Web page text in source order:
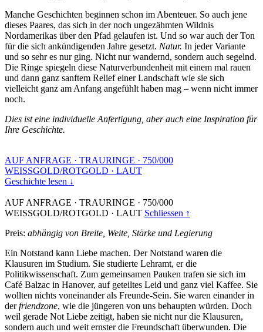
Manche Geschichten beginnen schon im Abenteuer. So auch jene
dieses Paares, das sich in der noch ungezähmten Wildnis
Nordamerikas über den Pfad gelaufen ist. Und so war auch der Ton
für die sich ankündigenden Jahre gesetzt. Natur. In jeder Variante
und so sehr es nur ging. Nicht nur wandernd, sondern auch segelnd.
Die Ringe spiegeln diese Naturverbundenheit mit einem mal rauen
und dann ganz sanftem Relief einer Landschaft wie sie sich
vielleicht ganz am Anfang angefühlt haben mag – wenn nicht immer
noch.
Dies ist eine individuelle Anfertigung, aber auch eine Inspiration für
Ihre Geschichte.
AUF ANFRAGE · TRAURINGE · 750/000
WEISSGOLD/ROTGOLD · LAUT
Geschichte lesen ↓
AUF ANFRAGE · TRAURINGE · 750/000
WEISSGOLD/ROTGOLD · LAUT Schliessen ↑
Preis: abhängig von Breite, Weite, Stärke und Legierung
Ein Notstand kann Liebe machen. Der Notstand waren die
Klausuren im Studium. Sie studierte Lehramt, er die
Politikwissenschaft. Zum gemeinsamen Pauken trafen sie sich im
Café Balzac in Hanover, auf geteiltes Leid und ganz viel Kaffee. Sie
wollten nichts voneinander als Freunde-Sein. Sie waren einander in
derfriendzone, wie die jüngeren von uns behaupten würden. Doch
weil gerade Not Liebe zeitigt, haben sie nicht nur die Klausuren,
sondern auch und weit ernster die Freundschaft überwunden. Die